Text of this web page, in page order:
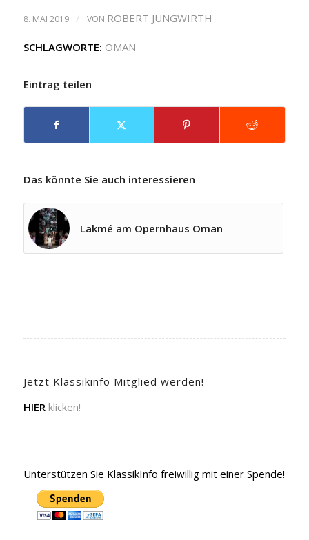
8. MAI 2019 / VON ROBERT JUNGWIRTH
SCHLAGWORTE: OMAN
Eintrag teilen
Das könnte Sie auch interessieren
Lakmé am Opernhaus Oman
Jetzt Klassikinfo Mitglied werden!
HIER klicken!
Unterstützen Sie KlassikInfo freiwillig mit einer Spende!